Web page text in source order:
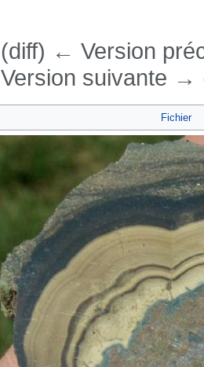
(diff) ← Version
Version suivante →
Fichier